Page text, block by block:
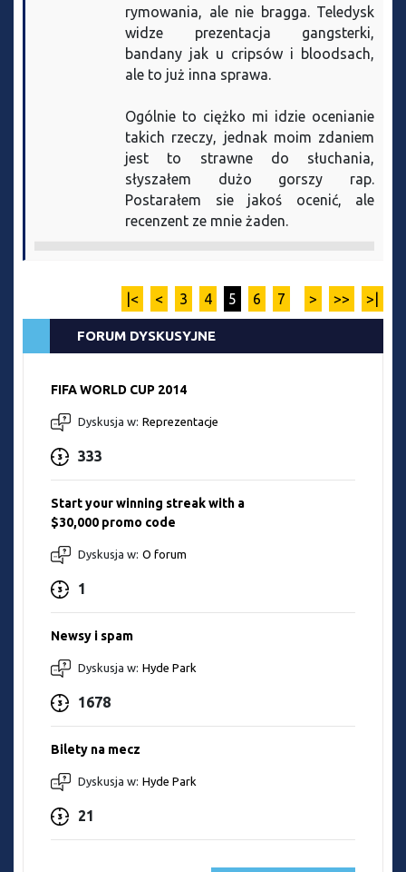
rymowania, ale nie bragga. Teledysk
widze prezentacja gangsterki,
bandany jak u cripsów i bloodsach,
ale to już inna sprawa.
Ogólnie to ciężko mi idzie ocenianie
takich rzeczy, jednak moim zdaniem
jest to strawne do słuchania,
słyszałem dużo gorszy rap.
Postarałem sie jakoś ocenić, ale
recenzent ze mnie żaden.
|< < 3 4 5 6 7 > >> >|
FORUM DYSKUSYJNE
FIFA WORLD CUP 2014
Dyskusja w: Reprezentacje
333
Start your winning streak with a
$30,000 promo code
Dyskusja w: O forum
1
Newsy i spam
Dyskusja w: Hyde Park
1678
Bilety na mecz
Dyskusja w: Hyde Park
21